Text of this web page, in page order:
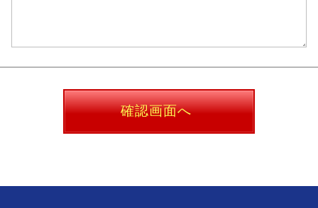
確認画面へ